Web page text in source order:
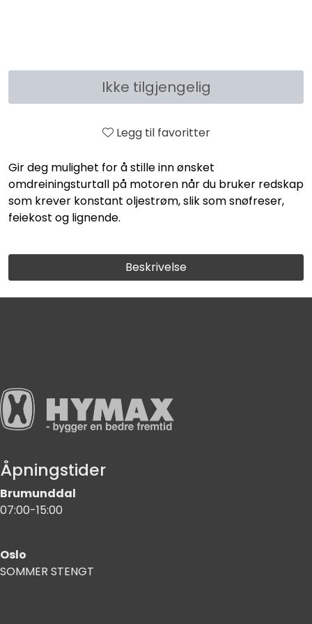
Ikke tilgjengelig
Legg til favoritter
Gir deg mulighet for å stille inn ønsket
omdreiningsturtall på motoren når du bruker redskap
som krever konstant oljestrøm, slik som snøfreser,
feiekost og lignende.
Beskrivelse
Åpningstider
Brumunddal
07:00-15:00
Oslo
SOMMER STENGT